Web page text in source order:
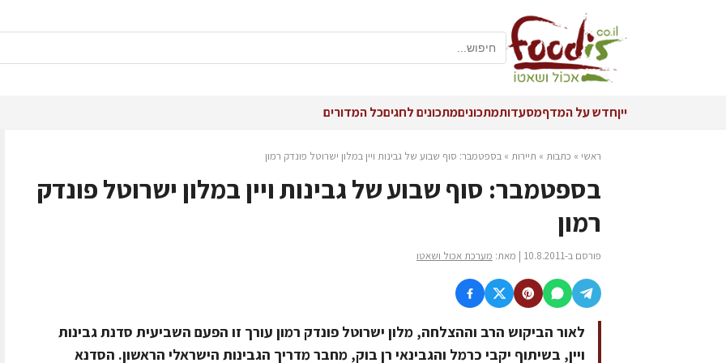
ייןחדש על המדףמסעדותמתכוניםמתכונים לחגיםכל המדורים
ראשי » כתבות » תיירות » בספטמבר: סוף שבוע של גבינות ויין במלון ישרוטל פונדק רמון
בספטמבר: סוף שבוע של גבינות ויין במלון ישרוטל פונדק
רמון
פורסם ב-10.8.2011 | מאת: מערכת אכול ושאטו
לאור הביקוש הרב וההצלחה, מלון ישרוטל פונדק רמון עורך זו הפעם השביעית סדנת גבינות
ויין, בשיתוף יקבי כרמל והגבינאי רן בוק, מחבר מדריך הגבינות הישראלי הראשון. הסדנא